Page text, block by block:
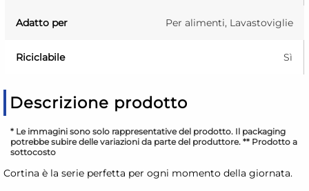
Adatto per Per alimenti, Lavastoviglie
Riciclabile Sì
Descrizione prodotto
* Le immagini sono solo rappresentative del prodotto. Il packaging
potrebbe subire delle variazioni da parte del produttore. ** Prodotto a
sottocosto
Cortina è la serie perfetta per ogni momento della giornata.